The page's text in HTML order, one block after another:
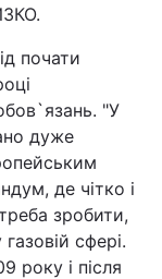
почати
"У
дуже
де чітко і
зробити,
сфері.
року і після